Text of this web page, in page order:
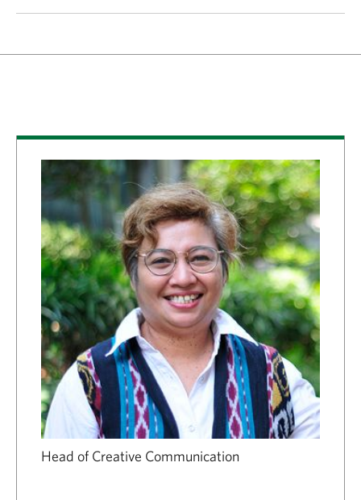
Head of Creative Communication